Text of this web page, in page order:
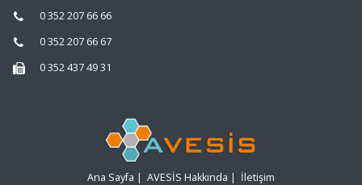
0 352 207 66 66
0 352 207 66 67
0 352 437 49 31
Ana Sayfa | AVESİS Hakkında | İletişim